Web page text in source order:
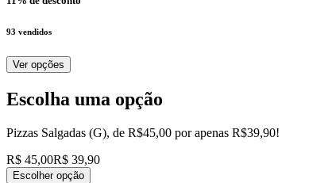
93 vendidos
Ver opções
Escolha uma opção
Pizzas Salgadas (G), de R$45,00 por apenas R$39,90!
R$ 45,00R$ 39,90
Escolher opção